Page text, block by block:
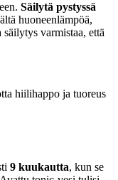
Säilytä pystyssä
huoneenlämpöä,
varmistaa, että
hiilihappo ja tuoreus
9 kuukautta, kun se